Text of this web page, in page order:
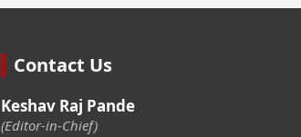
Contact Us
Keshav Raj Pande
(Editor-in-Chief)